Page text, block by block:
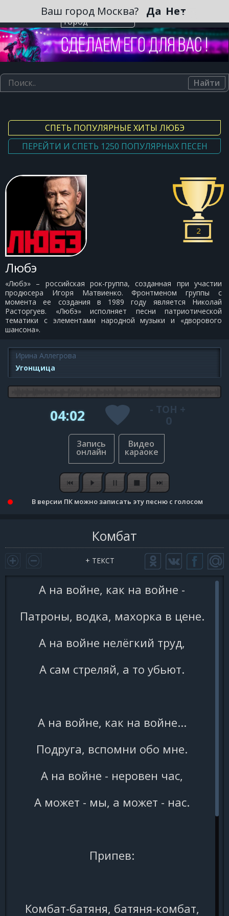
Выберите
город
Ваш город Москва? Да Нет
Найти
СПЕТЬ ПОПУЛЯРНЫЕ ХИТЫ ЛЮБЭ
ПЕРЕЙТИ И СПЕТЬ 1250 ПОПУЛЯРНЫХ ПЕСЕН
Любэ
«Любэ» – российская рок-группа, созданная при участии
продюсера Игоря Матвиенко. Фронтменом группы с
момента ее создания в 1989 году является Николай
Расторгуев. «Любэ» исполняет песни патриотической
тематики с элементами народной музыки и «дворового
шансона».
2
Ирина Аллегрова
Угонщица
04:02 - ТОН +
0
В версии ПК можно записать эту песню с голосом
Комбат
+ ТЕКСТ
А на войне, как на войне -
Патроны, водка, махорка в цене.
А на войне нелёгкий труд,
А сам стреляй, а то убьют.
А на войне, как на войне...
Подруга, вспомни обо мне.
А на войне - неровен час,
А может - мы, а может - нас.
Припев:
Комбат-батяня, батяня-комбат,